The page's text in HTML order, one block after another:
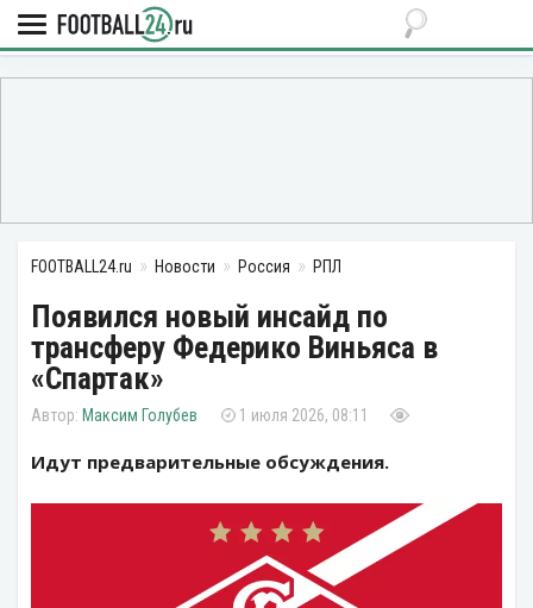
FOOTBALL24.ru Новости Россия РПЛ
Появился новый инсайд по
трансферу Федерико Виньяса в
«Спартак»
Максим Голубев 1 июля 2026, 08:11
Идут предварительные обсуждения.